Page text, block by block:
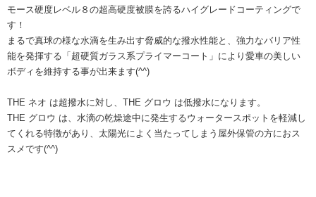
モース硬度レベル８の超高硬度被膜を誇るハイグレードコーティングで
す！
まるで真球の様な水滴を生み出す脅威的な撥水性能と、強力なバリア性
能を発揮する「超硬質ガラス系プライマーコート」により愛車の美しい
ボディを維持する事が出来ます(^^)
THE ネオ は超撥水に対し、THE グロウ は低撥水になります。
THE グロウ は、水滴の乾燥途中に発生するウォータースポットを軽減し
てくれる特徴があり、太陽光によく当たってしまう屋外保管の方におス
スメです(^^)